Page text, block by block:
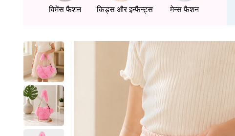
विमेंस फैशन किड्स और इन्फैन्ट्स मेन्स फैशन